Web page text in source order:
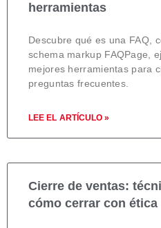
herramientas
Descubre qué es una FAQ,
schema markup FAQPage,
mejores herramientas para
preguntas frecuentes.
LEE EL ARTÍCULO »
Cierre de ventas:
cómo cerrar con ética